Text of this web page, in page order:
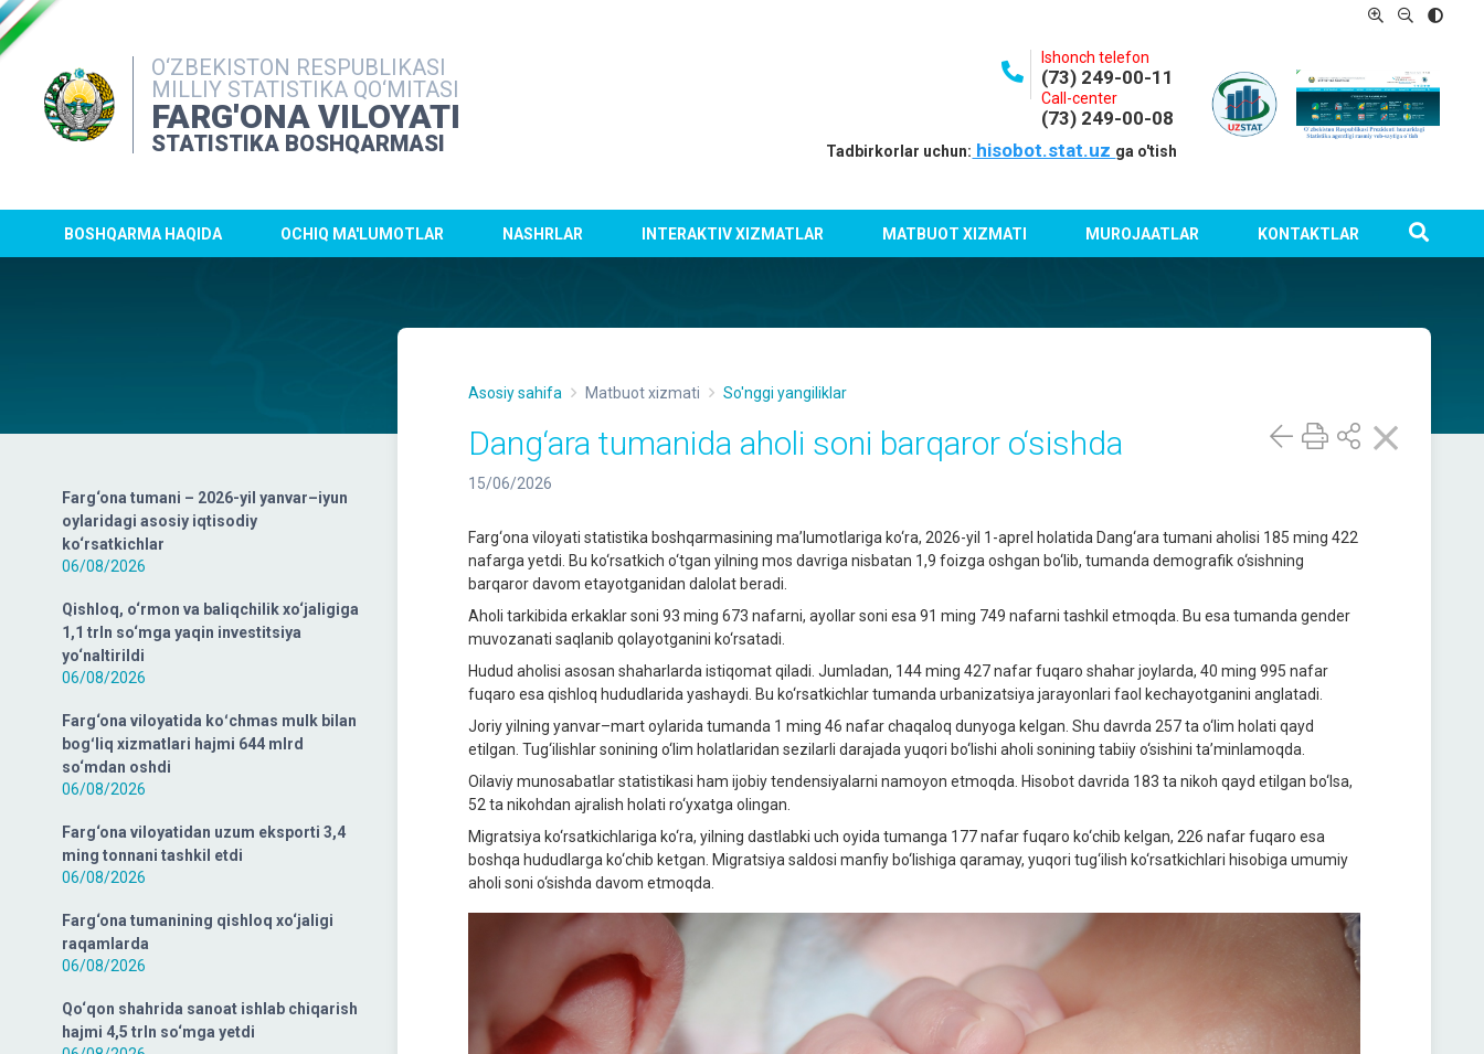
O‘ZBEKISTON RESPUBLIKASI
MILLIY STATISTIKA QO‘MITASI
FARG'ONA VILOYATI
STATISTIKA BOSHQARMASI
Ishonch telefon
(73) 249-00-11
Call-center
(73) 249-00-08
Tadbirkorlar uchun: hisobot.stat.uz ga o'tish
BOSHQARMA HAQIDA OCHIQ MA'LUMOTLAR NASHRLAR INTERAKTIV XIZMATLAR MATBUOT XIZMATI MUROJAATLAR KONTAKTLAR
Farg‘ona tumani – 2026-yil yanvar–iyun
oylaridagi asosiy iqtisodiy
ko‘rsatkichlar
06/08/2026
Qishloq, o‘rmon va baliqchilik xo‘jaligiga
1,1 trln so‘mga yaqin investitsiya
yo‘naltirildi
06/08/2026
Farg‘ona viloyatida koʻchmas mulk bilan
bogʻliq xizmatlari hajmi 644 mlrd
so‘mdan oshdi
06/08/2026
Farg‘ona viloyatidan uzum eksporti 3,4
ming tonnani tashkil etdi
06/08/2026
Farg‘ona tumanining qishloq xo‘jaligi
raqamlarda
06/08/2026
Qo‘qon shahrida sanoat ishlab chiqarish
hajmi 4,5 trln so‘mga yetdi
Asosiy sahifa Matbuot xizmati So'nggi yangiliklar
Dang‘ara tumanida aholi soni barqaror o‘sishda
15/06/2026
Farg‘ona viloyati statistika boshqarmasining ma’lumotlariga ko‘ra, 2026-yil 1-aprel holatida Dang‘ara tumani aholisi 185 ming 422
nafarga yetdi. Bu ko‘rsatkich o‘tgan yilning mos davriga nisbatan 1,9 foizga oshgan bo‘lib, tumanda demografik o‘sishning
barqaror davom etayotganidan dalolat beradi.
Aholi tarkibida erkaklar soni 93 ming 673 nafarni, ayollar soni esa 91 ming 749 nafarni tashkil etmoqda. Bu esa tumanda gender
muvozanati saqlanib qolayotganini ko‘rsatadi.
Hudud aholisi asosan shaharlarda istiqomat qiladi. Jumladan, 144 ming 427 nafar fuqaro shahar joylarda, 40 ming 995 nafar
fuqaro esa qishloq hududlarida yashaydi. Bu ko‘rsatkichlar tumanda urbanizatsiya jarayonlari faol kechayotganini anglatadi.
Joriy yilning yanvar–mart oylarida tumanda 1 ming 46 nafar chaqaloq dunyoga kelgan. Shu davrda 257 ta o‘lim holati qayd
etilgan. Tug‘ilishlar sonining o‘lim holatlaridan sezilarli darajada yuqori bo‘lishi aholi sonining tabiiy o‘sishini ta’minlamoqda.
Oilaviy munosabatlar statistikasi ham ijobiy tendensiyalarni namoyon etmoqda. Hisobot davrida 183 ta nikoh qayd etilgan bo‘lsa,
52 ta nikohdan ajralish holati ro‘yxatga olingan.
Migratsiya ko‘rsatkichlariga ko‘ra, yilning dastlabki uch oyida tumanga 177 nafar fuqaro ko‘chib kelgan, 226 nafar fuqaro esa
boshqa hududlarga ko‘chib ketgan. Migratsiya saldosi manfiy bo‘lishiga qaramay, yuqori tug‘ilish ko‘rsatkichlari hisobiga umumiy
aholi soni o‘sishda davom etmoqda.